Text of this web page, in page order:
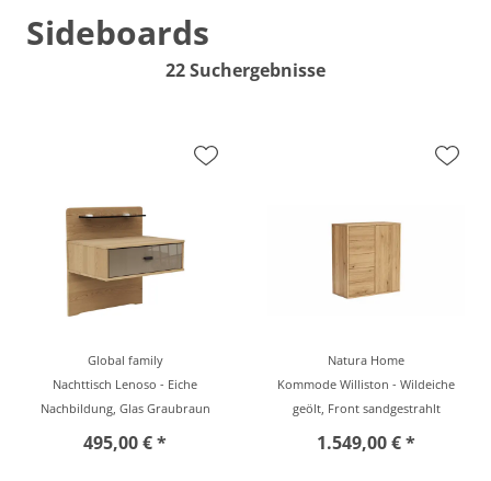
Sideboards
22 Suchergebnisse
Global family
Nachttisch Lenoso - Eiche
Nachbildung, Glas Graubraun
495,00 € *
Natura Home
Kommode Williston - Wildeiche
geölt, Front sandgestrahlt
1.549,00 € *